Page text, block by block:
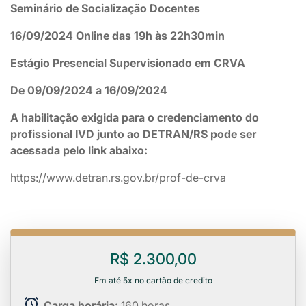
Seminário de Socialização Docentes
16/09/2024 Online das 19h às 22h30min
Estágio Presencial Supervisionado em CRVA
De 09/09/2024 a 16/09/2024
A habilitação exigida para o credenciamento do
profissional IVD junto ao DETRAN/RS pode ser
acessada pelo link abaixo:
https://www.detran.rs.gov.br/prof-de-crva
R$ 2.300,00
Em até 5x no cartão de credito